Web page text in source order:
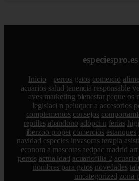
especiespro.es
Inicio perros gatos comercio
acuarios salud tenencia responsable
aves marketing bienestar peque os
legislaci n peluquer a accesorios
complementos consejos
reptiles abandono adopci n ferias
iberzoo propet comercios estanques
navidad especies invasoras terapia
econom a mascotas aedpac madrid
perros actualidad acuariofilia 2
nombres para gatos novedades
uncategorized zona